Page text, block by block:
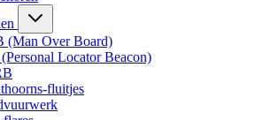
(Man Over Board)
Locator Beacon)
fluitjes